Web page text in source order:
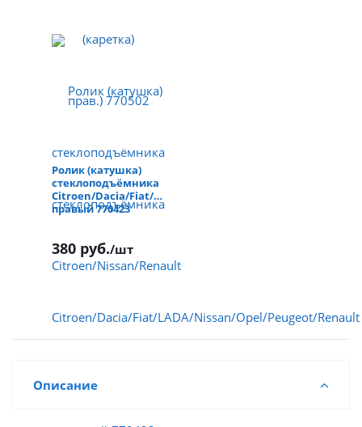
Ролик (катушка)
стеклоподъёмника
Citroen/Dacia/Fiat/LADA/Nissan/Opel/Peugeot/Renault
правый 770423
380 руб./шт
Описание